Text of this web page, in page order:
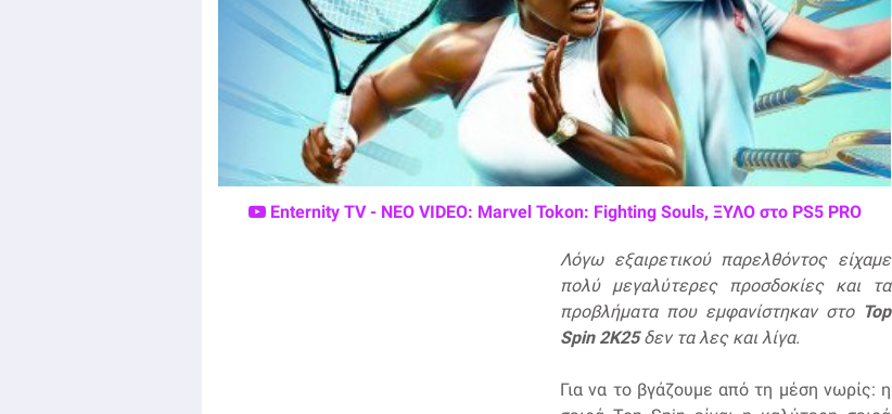
Enternity TV - ΝΕΟ VIDEO: Marvel Tokon: Fighting Souls, ΞΥΛΟ στο PS5 PRO
Λόγω εξαιρετικού παρελθόντος είχαμε
πολύ μεγαλύτερες προσδοκίες και τα
προβλήματα που εμφανίστηκαν στο Top
Spin 2K25δεν τα λες και λίγα.
Για να το βγάζουμε από τη μέση νωρίς: η